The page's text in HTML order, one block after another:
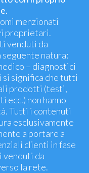
menzionati
proprietari.
venduti da
seguente natura:
– diagnostici
significa che tutti
prodotti (testi,
ecc.) non hanno
Tutti i contenuti
esclusivamente
a portare a
clienti in fase
da
la rete.